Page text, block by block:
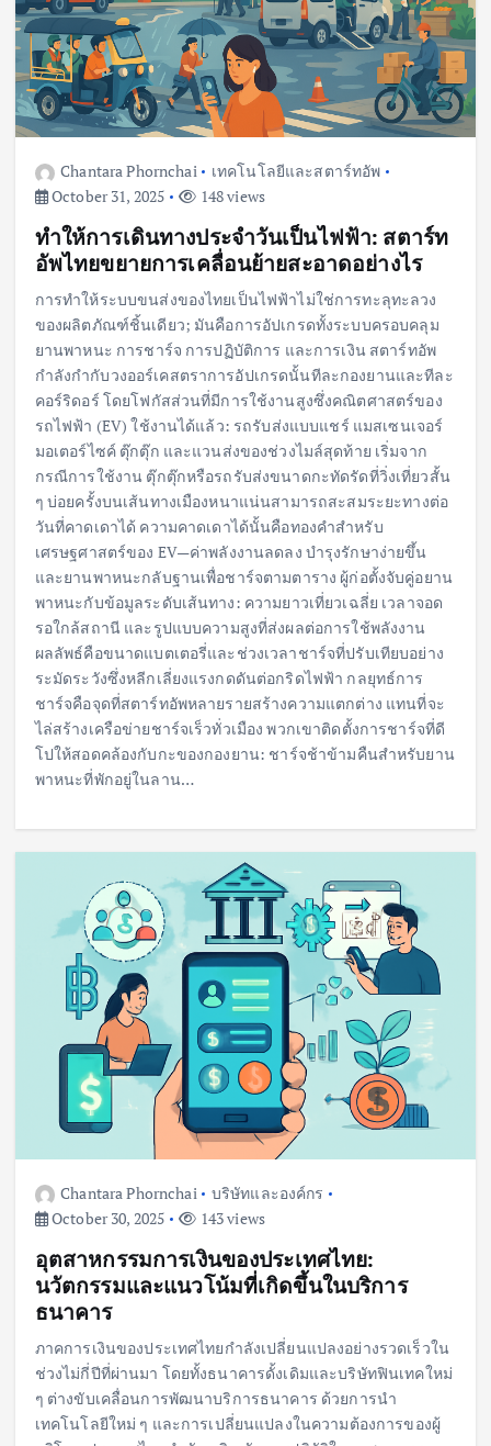
Chantara Phornchai
เทคโนโลยีและสตาร์ทอัพ
October 31, 2025
148 views
ทำให้การเดินทางประจำวันเป็นไฟฟ้า: สตาร์ท
อัพไทยขยายการเคลื่อนย้ายสะอาดอย่างไร
การทำให้ระบบขนส่งของไทยเป็นไฟฟ้าไม่ใช่การทะลุทะลวง
ของผลิตภัณฑ์ชิ้นเดียว; มันคือการอัปเกรดทั้งระบบครอบคลุม
ยานพาหนะ การชาร์จ การปฏิบัติการ และการเงิน สตาร์ทอัพ
กำลังกำกับวงออร์เคสตราการอัปเกรดนั้นทีละกองยานและทีละ
คอร์ริดอร์ โดยโฟกัสส่วนที่มีการใช้งานสูงซึ่งคณิตศาสตร์ของ
รถไฟฟ้า (EV) ใช้งานได้แล้ว: รถรับส่งแบบแชร์ แมสเซนเจอร์
มอเตอร์ไซค์ ตุ๊กตุ๊ก และแวนส่งของช่วงไมล์สุดท้าย เริ่มจาก
กรณีการใช้งาน ตุ๊กตุ๊กหรือรถรับส่งขนาดกะทัดรัดที่วิ่งเที่ยวสั้น
ๆ บ่อยครั้งบนเส้นทางเมืองหนาแน่นสามารถสะสมระยะทางต่อ
วันที่คาดเดาได้ ความคาดเดาได้นั้นคือทองคำสำหรับ
เศรษฐศาสตร์ของ EV—ค่าพลังงานลดลง บำรุงรักษาง่ายขึ้น
และยานพาหนะกลับฐานเพื่อชาร์จตามตาราง ผู้ก่อตั้งจับคู่อยาน
พาหนะกับข้อมูลระดับเส้นทาง: ความยาวเที่ยวเฉลี่ย เวลาจอด
รอใกล้สถานี และรูปแบบความสูงที่ส่งผลต่อการใช้พลังงาน
ผลลัพธ์คือขนาดแบตเตอรี่และช่วงเวลาชาร์จที่ปรับเทียบอย่าง
ระมัดระวังซึ่งหลีกเลี่ยงแรงกดดันต่อกริดไฟฟ้า กลยุทธ์การ
ชาร์จคือจุดที่สตาร์ทอัพหลายรายสร้างความแตกต่าง แทนที่จะ
ไล่สร้างเครือข่ายชาร์จเร็วทั่วเมือง พวกเขาติดตั้งการชาร์จที่ดี
โปให้สอดคล้องกับกะของกองยาน: ชาร์จช้าข้ามคืนสำหรับยาน
พาหนะที่พักอยู่ในลาน…
Chantara Phornchai
บริษัทและองค์กร
October 30, 2025
143 views
อุตสาหกรรมการเงินของประเทศไทย:
นวัตกรรมและแนวโน้มที่เกิดขึ้นในบริการ
ธนาคาร
ภาคการเงินของประเทศไทยกำลังเปลี่ยนแปลงอย่างรวดเร็วใน
ช่วงไม่กี่ปีที่ผ่านมา โดยทั้งธนาคารดั้งเดิมและบริษัทฟินเทคใหม่
ๆ ต่างขับเคลื่อนการพัฒนาบริการธนาคาร ด้วยการนำ
เทคโนโลยีใหม่ ๆ และการเปลี่ยนแปลงในความต้องการของผู้